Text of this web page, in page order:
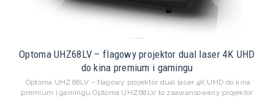
Optoma UHZ68LV – flagowy projektor dual laser 4K UHD
do kina premium i gamingu
Optoma UHZ68LV – flagowy projektor dual laser 4K UHD do kina
premium i gamingu Optoma UHZ68LV to zaawansowany projektor